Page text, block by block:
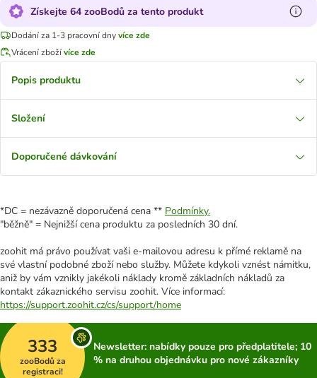
Získejte 64 zooBodů za tento produkt
Dodání za 1-3 pracovní dnyvíce zde
Vrácení zbožívíce zde
Popis produktu
Složení
Doporučené dávkování
*DC = nezávazně doporučená cena ** Podmínky.
"běžně" = Nejnižší cena produktu za posledních 30 dní.
zoohit má právo používat vaši e-mailovou adresu k přímé reklamě na
své vlastní podobné zboží nebo služby. Můžete kdykoli vznést námitku,
aniž by vám vznikly jakékoli náklady kromě základních nákladů za
kontakt zákaznického servisu zoohit. Více informací:
https://support.zoohit.cz/cs/support/home
333
zooBodů za
registraci!
Newsletter: nabídky pouze pro předplatitele; 10
% na druhou objednávku pro nové zákazníky